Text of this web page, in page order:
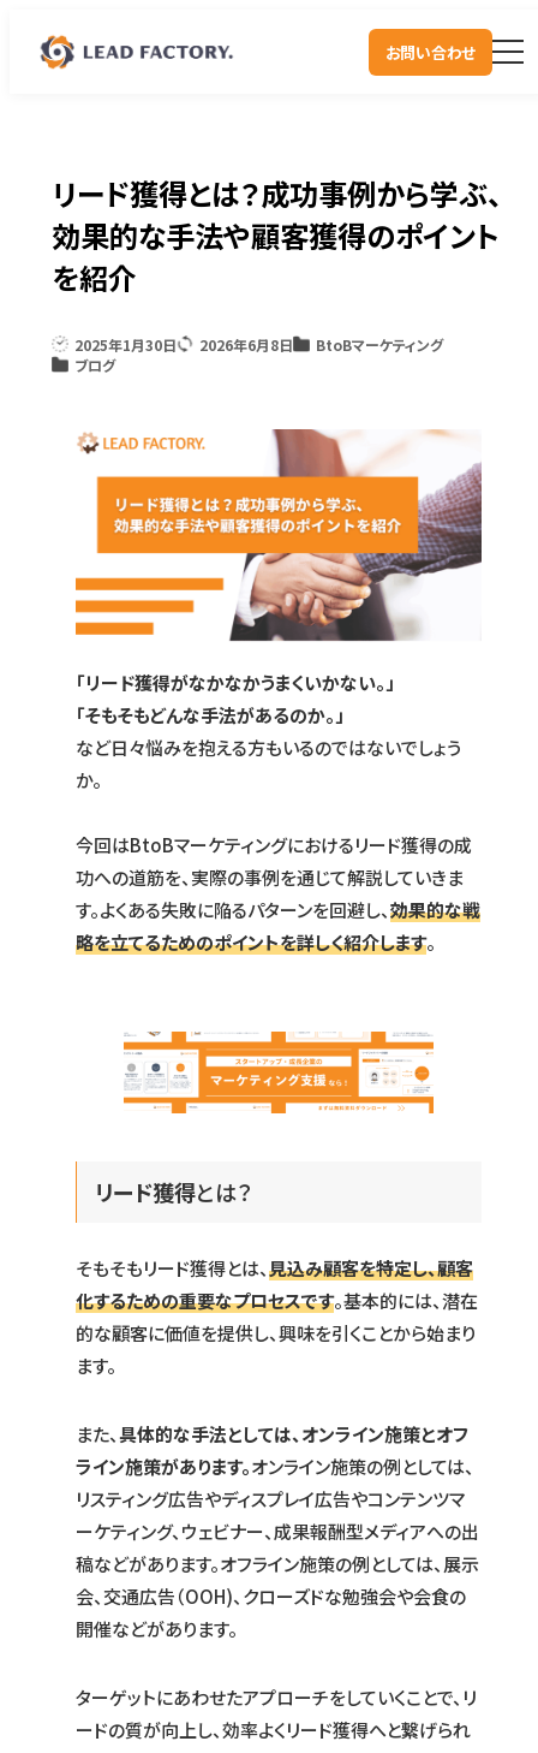
お問い合わせ
リード獲得とは？成功事例から学ぶ、
効果的な手法や顧客獲得のポイント
を紹介
2025年1月30日 2026年6月8日
BtoBマーケティング
ブログ
「リード獲得がなかなかうまくいかない。」
「そもそもどんな手法があるのか。」
など日々悩みを抱える方もいるのではないでしょう
か。
今回はBtoBマーケティングにおけるリード獲得の成
功への道筋を、実際の事例を通じて解説していきま
す。よくある失敗に陥るパターンを回避し、効果的な戦
略を立てるためのポイントを詳しく紹介します。
リード獲得とは？
そもそもリード獲得とは、見込み顧客を特定し、顧客
化するための重要なプロセスです。基本的には、潜在
的な顧客に価値を提供し、興味を引くことから始まり
ます。
また、具体的な手法としては、オンライン施策とオフ
ライン施策があります。オンライン施策の例としては、
リスティング広告やディスプレイ広告やコンテンツマ
ーケティング、ウェビナー、成果報酬型メディアへの出
稿などがあります。オフライン施策の例としては、展示
会、交通広告（OOH)、クローズドな勉強会や会食の
開催などがあります。
ターゲットにあわせたアプローチをしていくことで、リ
ードの質が向上し、効率よくリード獲得へと繋げられ